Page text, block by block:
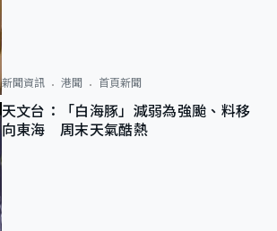
新聞資訊 港聞 首頁新聞
天文台：「白海豚」減弱為強颱、料移
向東海 周末天氣酷熱